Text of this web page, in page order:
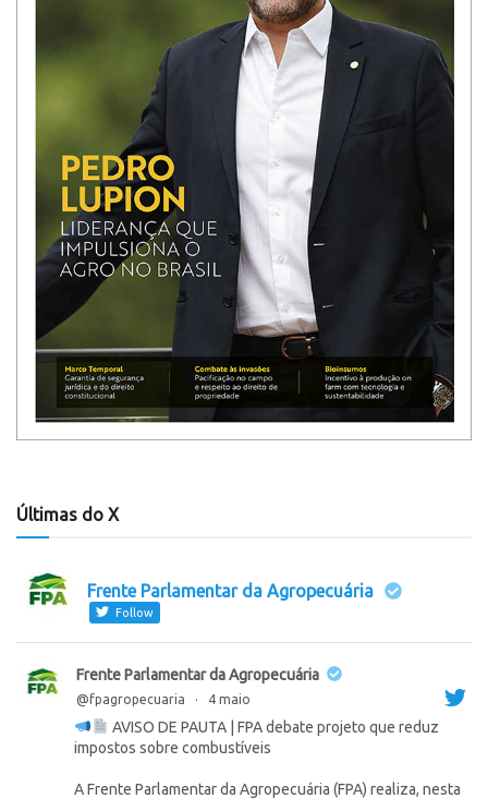
Últimas do X
Frente Parlamentar da Agropecuária
Follow
Frente Parlamentar da Agropecuária
@fpagropecuaria · 4 maio
AVISO DE PAUTA | FPA debate projeto que reduz
impostos sobre combustíveis
A Frente Parlamentar da Agropecuária (FPA) realiza, nesta